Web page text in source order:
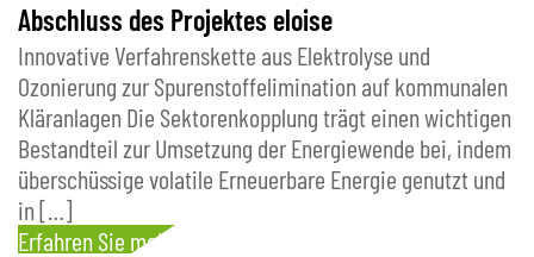
Abschluss des Projektes eloise
Innovative Verfahrenskette aus Elektrolyse und
Ozonierung zur Spurenstoffelimination auf kommunalen
Kläranlagen Die Sektorenkopplung trägt einen wichtigen
Bestandteil zur Umsetzung der Energiewende bei, indem
überschüssige volatile Erneuerbare Energie genutzt und
in […]
Erfahren Sie mehr